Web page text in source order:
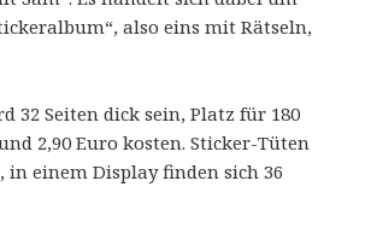
also eins mit Rätseln,
32 Seiten dick sein, Platz für 180
2,90 Euro kosten. Sticker-Tüten
in einem Display finden sich 36